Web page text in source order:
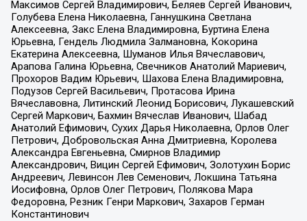
Максимов Сергей Владимирович, Беляев Сергей Иванович,
Голубева Елена Николаевна, Ганнушкина Светлана
Алексеевна, Закс Елена Владимировна, Буртина Елена
Юрьевна, Гендель Людмила Залмановна, Кокорина
Екатерина Алексеевна, Шуманов Илья Вячеславович,
Арапова Галина Юрьевна, Свечников Анатолий Мариевич,
Прохоров Вадим Юрьевич, Шахова Елена Владимировна,
Подузов Сергей Васильевич, Протасова Ирина
Вячеславовна, Литинский Леонид Борисович, Лукашевский
Сергей Маркович, Бахмин Вячеслав Иванович, Шабад
Анатолий Ефимович, Сухих Дарья Николаевна, Орлов Олег
Петрович, Добровольская Анна Дмитриевна, Королева
Александра Евгеньевна, Смирнов Владимир
Александрович, Вицин Сергей Ефимович, Золотухин Борис
Андреевич, Левинсон Лев Семенович, Локшина Татьяна
Иосифовна, Орлов Олег Петрович, Полякова Мара
Федоровна, Резник Генри Маркович, Захаров Герман
Константинович